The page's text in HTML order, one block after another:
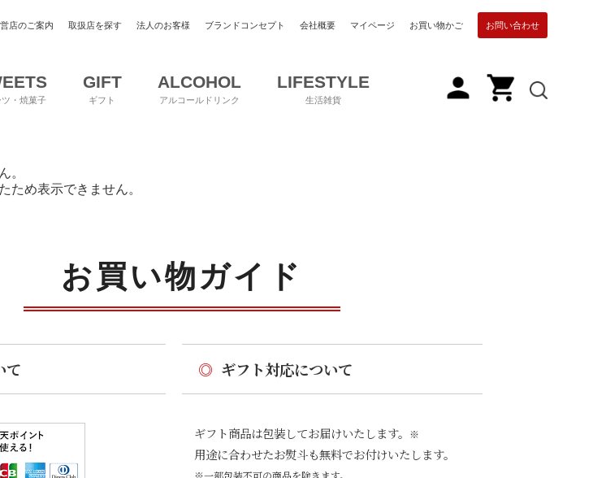
店のご案内 取扱店を探す 法人のお客様 ブランドコンセプト 会社概要 マイページ お買い物かご お問い合わせ
・焼菓子
GIFT
ギフト
ALCOHOL
アルコールドリンク
LIFESTYLE
生活雑貨
。
ため表示できません。
お買い物ガイド
て ◎ ギフト対応について
ギフト商品は包装してお届けいたします。 ※
用途に合わせたお熨斗も無料でお付けいたします。
※一部包装不可の商品を除きます。